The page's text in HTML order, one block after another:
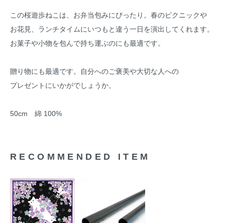
この桜遊歩ねこは、お弁当包みにぴったり。春のピクニックや
お花見、ランチタイムにいつもと違う一日を演出してくれます。
お菓子や小物を包んで持ち運ぶのにも最適です。
贈り物にも最適です。自分へのご褒美や大切な人への
プレゼントにいかがでしょうか。
50cm 綿 100%
RECOMMENDED ITEM